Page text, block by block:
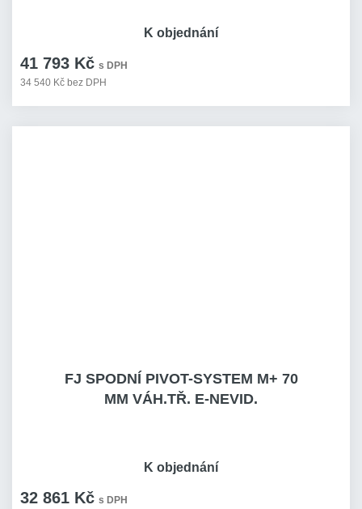
41 793 Kč s DPH
34 540 Kč bez DPH
K objednání
FJ SPODNÍ PIVOT-SYSTEM M+ 70
MM VÁH.TŘ. E-NEVID.
32 861 Kč s DPH
K objednání